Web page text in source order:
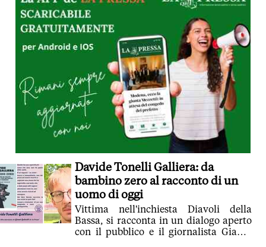
Davide Tonelli Galliera: da
bambino zero al racconto di un
uomo di oggi
Vittima nell'inchiesta Diavoli della
Bassa, si racconta in un dialogo aperto
con il pubblico e il giornalista Gianni